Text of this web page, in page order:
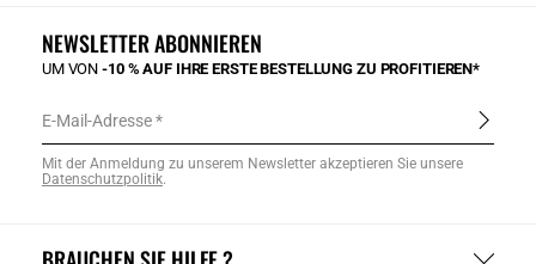
NEWSLETTER ABONNIEREN
UM VON-10 % AUF IHRE ERSTE BESTELLUNG ZU PROFITIEREN*
E-Mail-Adresse
Mit der Anmeldung zu unserem Newsletter akzeptieren Sie unsere
Datenschutzpolitik.